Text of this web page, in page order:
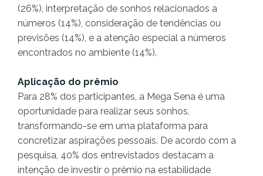
(26%), interpretação de sonhos relacionados a
números (14%), consideração de tendências ou
previsões (14%), e a atenção especial a números
encontrados no ambiente (14%).
Aplicação do prêmio
Para 28% dos participantes, a Mega Sena é uma
oportunidade para realizar seus sonhos,
transformando-se em uma plataforma para
concretizar aspirações pessoais. De acordo com a
pesquisa, 40% dos entrevistados destacam a
intenção de investir o prêmio na estabilidade